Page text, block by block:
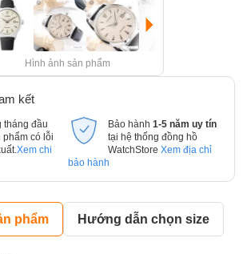
Hình ảnh sản phẩm
kết
tháng đầu
phẩm có lỗi
Xem chi
Bảo hành 1-5 năm uy tín
tại hệ thống đồng hồ
WatchStore Xem địa chỉ
bảo hành
phẩm Hướng dẫn chọn size